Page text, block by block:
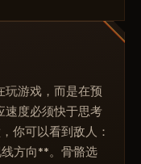
玩游戏，而是在预
速度必须快于思考
你可以看到敌人：
方向**。骨骼选